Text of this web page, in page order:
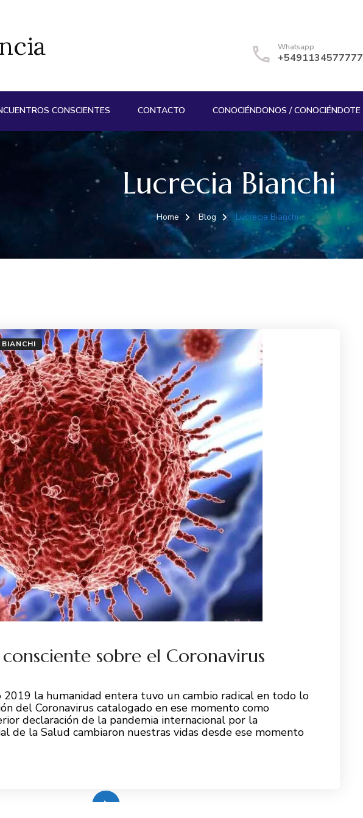
Whatsapp
+5491134577777
CONSCIENTES CONTACTO CONOCIÉNDONOS / CONOCIÉNDOTE
Lucrecia Bianchi
Home Blog Lucrecia Bianchi
BIANCHI
sobre el Coronavirus
2019 la humanidad entera tuvo un cambio radical en todo lo
del Coronavirus catalogado en ese momento como
declaración de la pandemia internacional por la
de la Salud cambiaron nuestras vidas desde ese momento